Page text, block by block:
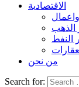
الاقتصادية
الذهب
النفط
من نحن
Search for: